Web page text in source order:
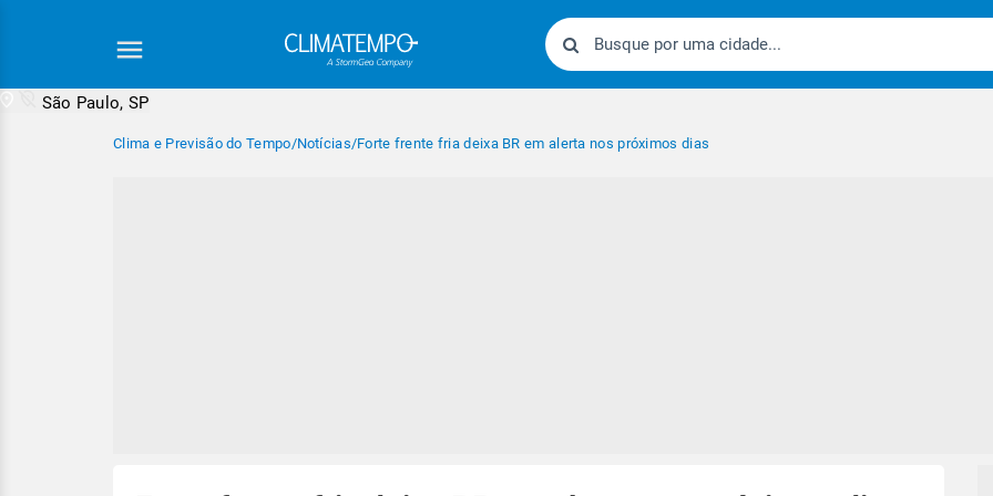
São Paulo, SP
Clima e Previsão do Tempo/Notícias/Forte frente fria deixa BR em alerta nos próximos dias